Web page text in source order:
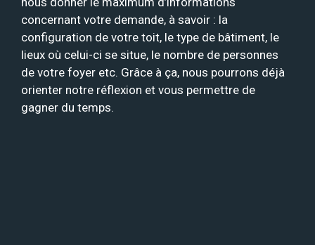
concernant votre demande, à savoir : la
configuration de votre toit, le type de bâtiment, le
lieux où celui-ci se situe, le nombre de personnes
de votre foyer etc. Grâce à ça, nous pourrons déjà
orienter notre réflexion et vous permettre de
gagner du temps.